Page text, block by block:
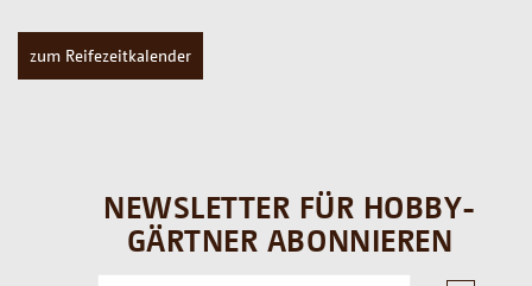
zum Reifezeitkalender
NEWSLETTER FÜR HOBBY-
GÄRTNER ABONNIEREN